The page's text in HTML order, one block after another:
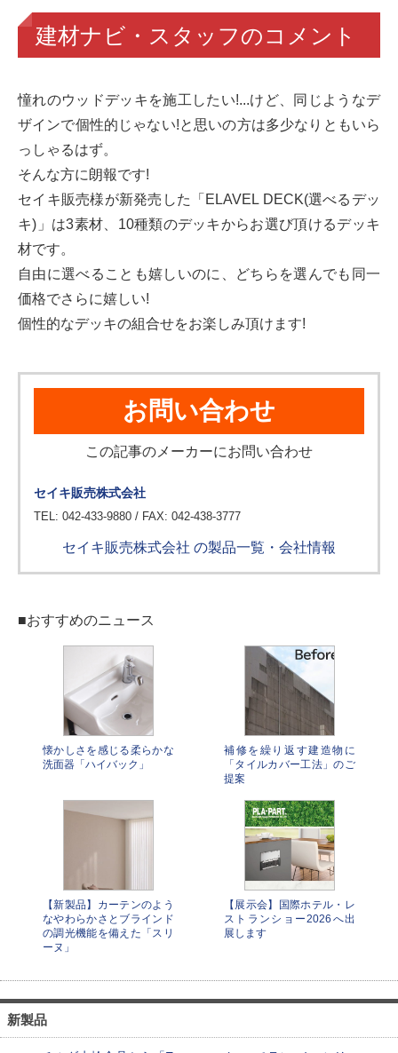
建材ナビ・スタッフのコメント
憧れのウッドデッキを施工したい!...けど、同じようなデ
ザインで個性的じゃない!と思いの方は多少なりともいら
っしゃるはず。
そんな方に朗報です!
セイキ販売様が新発売した「ELAVEL DECK(選べるデッ
キ)」は3素材、10種類のデッキからお選び頂けるデッキ
材です。
自由に選べることも嬉しいのに、どちらを選んでも同一
価格でさらに嬉しい!
個性的なデッキの組合せをお楽しみ頂けます!
お問い合わせ
この記事のメーカーにお問い合わせ
セイキ販売株式会社
TEL: 042-433-9880 / FAX: 042-438-3777
セイキ販売株式会社 の製品一覧・会社情報
■おすすめのニュース
懐かしさを感じる柔らかな
洗面器「ハイバック」
補修を繰り返す建造物に
「タイルカバー工法」のご
提案
【新製品】カーテンのよう
なやわらかさとブラインド
の調光機能を備えた「スリ
ーヌ」
【展示会】国際ホテル・レ
ストランショー2026へ出
展します
新製品